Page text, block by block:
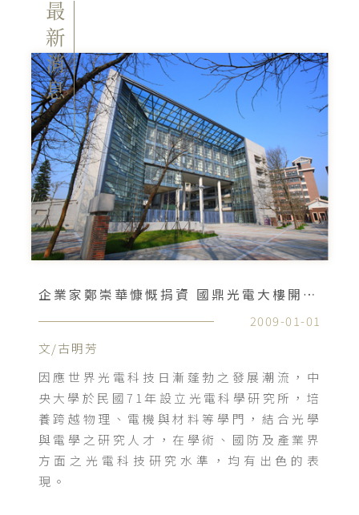
最新消息
企業家鄭崇華慷慨捐資 國鼎光電大樓開新猶
2009-01-01
文/古明芳
因應世界光電科技日漸蓬勃之發展潮流，中
央大學於民國71年設立光電科學研究所，培
養跨越物理、電機與材料等學門，結合光學
與電學之研究人才，在學術、國防及產業界
方面之光電科技研究水準，均有出色的表
現。